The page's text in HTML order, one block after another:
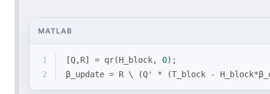
MATLAB
1 [Q,R] = qr(H_block, 0);
2
β_update = R \ (Q' * (T_block -